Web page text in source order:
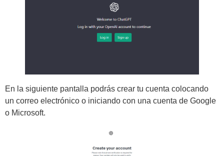
En la siguiente pantalla podrás crear tu cuenta colocando
un correo electrónico o iniciando con una cuenta de Google
o Microsoft.